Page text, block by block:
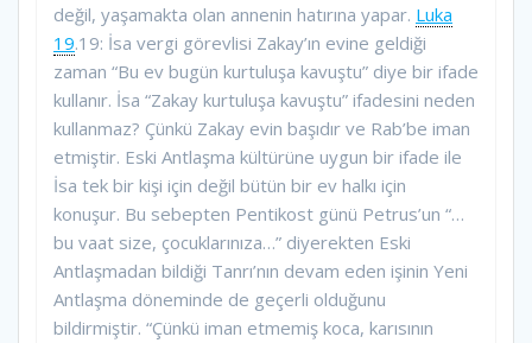
değil, yaşamakta olan annenin hatırına yapar. Luka
19.19: İsa vergi görevlisi Zakay’ın evine geldiği
zaman “Bu ev bugün kurtuluşa kavuştu” diye bir ifade
kullanır. İsa “Zakay kurtuluşa kavuştu” ifadesini neden
kullanmaz? Çünkü Zakay evin başıdır ve Rab’be iman
etmiştir. Eski Antlaşma kültürüne uygun bir ifade ile
İsa tek bir kişi için değil bütün bir ev halkı için
konuşur. Bu sebepten Pentikost günü Petrus’un “…
bu vaat size, çocuklarınıza…” diyerekten Eski
Antlaşmadan bildiği Tanrı’nın devam eden işinin Yeni
Antlaşma döneminde de geçerli olduğunu
bildirmiştir. “Çünkü iman etmemiş koca, karısının